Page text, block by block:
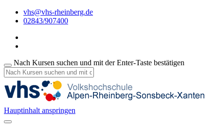
vhs@vhs-rheinberg.de
02843/907400
Nach Kursen suchen und mit der Enter-Taste bestätigen
Hauptinhalt anspringen